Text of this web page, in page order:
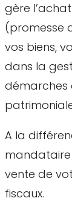
gère
(promesse
vos biens,
dans la
démarches
A la
vente de
fiscaux.